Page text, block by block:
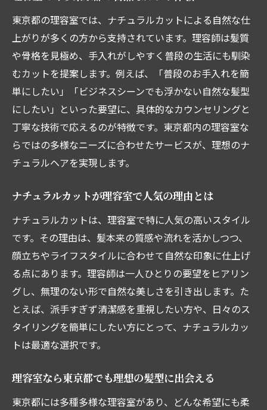
験
理容室選びで自然なヘアスタイルを実現
理容室で自然なヘアスタイル選びのコツ
理容室ならではのナチュラルな仕上がりを
実感
自分に合う理容室を東京都で見つける方法
口コミで選ぶ東京都理容室のカット満足度
自然体ヘアスタイルは理容室で決まり
理容室で理想のナチュラルカットを探す
理容室がナチュラルカットに強い理由を解
説
ナチュラル志向のカットは理容室が最適
理容室の高技術で自然な髪型を実現
理容室のプロによるナチュラルカットの特
徴
ナチュラルカットで理容室が選ばれる背景
理容室で叶える理想のナチュラルヘア
理容室のカット料金相場と満足度の秘密
東京都理容室の価格帯とコスパを解説
東京都の理容室では、ナチュラルカットによる自然な仕
上がりが多くの方から支持されています。理容師は髪質
や骨格を見極め、手入れがしやすく普段の生活にも馴染
むカットを提案します。例えば、「普段のお手入れを簡
単にしたい」「ビジネスシーンでも浮かない自然な髪型
にしたい」といった要望に、具体的なカウンセリングと
丁寧な技術で応えるのが特徴です。東京都内の理容室な
らではの多様なニーズに合わせたサービスが、理想のナ
チュラルヘアを実現します。
ナチュラルカットが理容室で人気の理由とは
ナチュラルカットは、理容室で特に人気の高いスタイル
です。その理由は、髪本来の質感や流れを活かしつつ、
顔立ちやライフスタイルに合わせて自然な印象に仕上げ
る点にあります。理容師は一人ひとりの要望をヒアリン
グし、無理のない形で自然な美しさを引き出します。た
とえば、派手すぎず清潔感を重視したい方や、日々のス
タイリングを簡単にしたい方にとって、ナチュラルカッ
トは最適な選択です。
理容室なら東京都でも理想の髪型に出会える
東京都には多種多様な理容室があり、どんな希望にも柔